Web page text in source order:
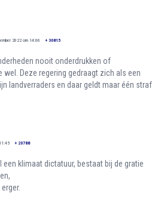
2022 om 14:06 + 30815
nooit onderdrukken of
wel. Deze regering gedraagt zich als een
landverraders en daar geldt maar één straf
+ 20788
een klimaat dictatuur, bestaat bij de gratie